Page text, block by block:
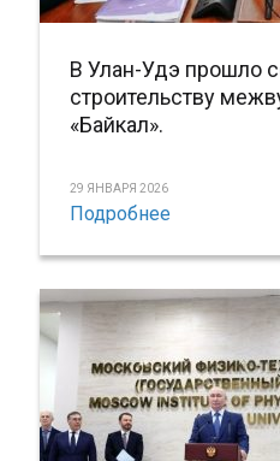
В Улан-Удэ прошло
строительству
«Байкал».
29 ЯНВАРЯ 2026
Подробнее